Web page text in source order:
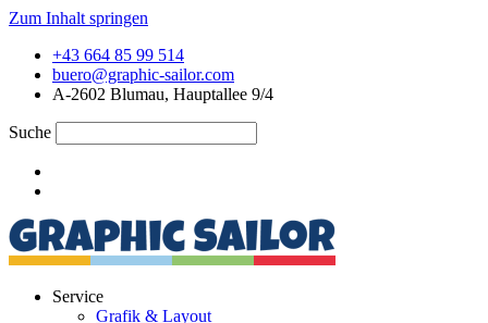
Zum Inhalt springen
+43 664 85 99 514
buero@graphic-sailor.com
A-2602 Blumau, Hauptallee 9/4
Suche
Service
Grafik & Layout